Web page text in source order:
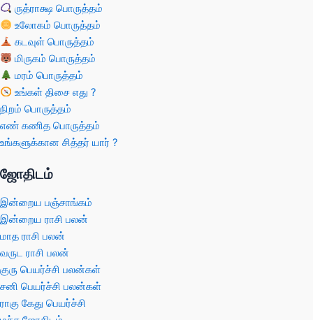
ருத்ராக்ஷ பொருத்தம்
உலோகம் பொருத்தம்
கடவுள் பொருத்தம்
மிருகம் பொருத்தம்
மரம் பொருத்தம்
உங்கள் திசை எது ?
நிறம் பொருத்தம்
எண் கணித பொருத்தம்
உங்களுக்கான சித்தர் யார் ?
ஜோதிடம்
இன்றைய பஞ்சாங்கம்
இன்றைய ராசி பலன்
மாத ராசி பலன்
வருட ராசி பலன்
குரு பெயர்ச்சி பலன்கள்
சனி பெயர்ச்சி பலன்கள்
ராகு கேது பெயர்ச்சி